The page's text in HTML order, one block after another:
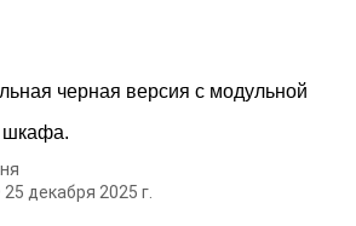
черная версия с модульной
шкафа.
декабря 2025 г.